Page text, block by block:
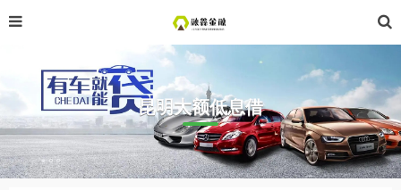
昆明大额低息借